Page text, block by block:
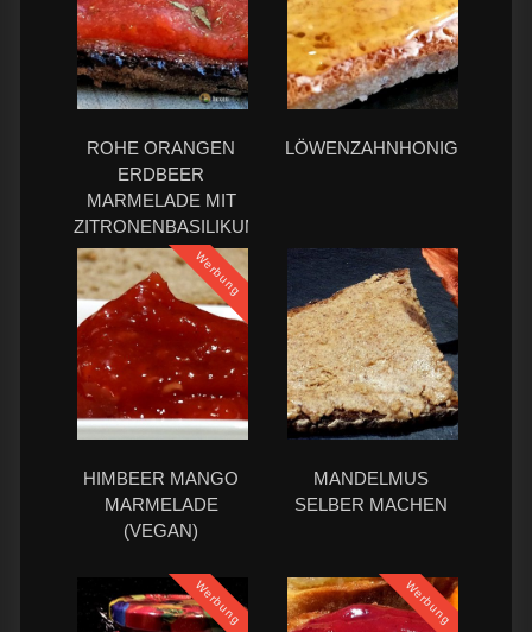
ROHE ORANGEN
ERDBEER
MARMELADE MIT
ZITRONENBASILIKUM
LÖWENZAHNHONIG
Werbung
HIMBEER MANGO
MARMELADE
(VEGAN)
MANDELMUS
SELBER MACHEN
Werbung Werbung